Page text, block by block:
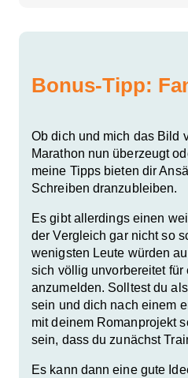
Bonus-Tipp:
Ob dich und mich das Bild
Marathon nun überzeugt
meine Tipps bieten dir
Schreiben dranzubleiben.
Es gibt allerdings einen
der Vergleich gar nicht so
wenigsten Leute würden
sich völlig unvorbereitet für
anzumelden. Solltest du
sein und dich nach einem
mit deinem Romanprojekt
sein, dass du zunächst
Es kann dann eine gute